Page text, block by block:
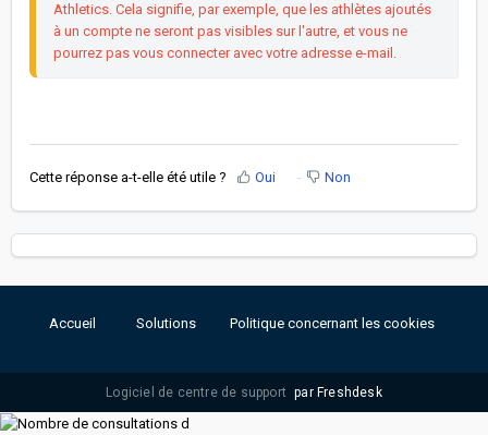
Athletics. Cela signifie, par exemple, que les athlètes ajoutés
à un compte ne seront pas visibles sur l'autre, et vous ne
pourrez pas vous connecter avec votre adresse e-mail.
Cette réponse a-t-elle été utile ? Oui Non
Accueil Solutions Politique concernant les cookies
Logiciel de centre de support par Freshdesk